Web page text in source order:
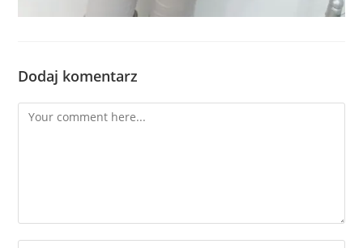
Dodaj komentarz
Comment